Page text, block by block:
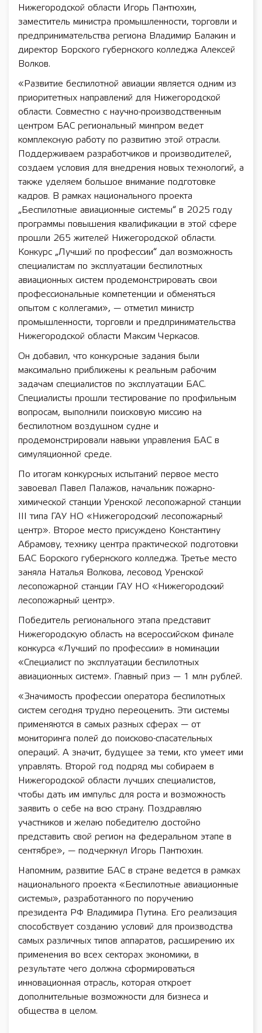
Нижегородской области Игорь Пантюхин,
заместитель министра промышленности, торговли и
предпринимательства региона Владимир Балакин и
директор Борского губернского колледжа Алексей
Волков.
«Развитие беспилотной авиации является одним из
приоритетных направлений для Нижегородской
области. Совместно с научно-производственным
центром БАС региональный минпром ведет
комплексную работу по развитию этой отрасли.
Поддерживаем разработчиков и производителей,
создаем условия для внедрения новых технологий, а
также уделяем большое внимание подготовке
кадров. В рамках национального проекта
„Беспилотные авиационные системы“ в 2025 году
программы повышения квалификации в этой сфере
прошли 265 жителей Нижегородской области.
Конкурс „Лучший по профессии“ дал возможность
специалистам по эксплуатации беспилотных
авиационных систем продемонстрировать свои
профессиональные компетенции и обменяться
опытом с коллегами», — отметил министр
промышленности, торговли и предпринимательства
Нижегородской области Максим Черкасов.
Он добавил, что конкурсные задания были
максимально приближены к реальным рабочим
задачам специалистов по эксплуатации БАС.
Специалисты прошли тестирование по профильным
вопросам, выполнили поисковую миссию на
беспилотном воздушном судне и
продемонстрировали навыки управления БАС в
симуляционной среде.
По итогам конкурсных испытаний первое место
завоевал Павел Палажов, начальник пожарно-
химической станции Уренской лесопожарной станции
III типа ГАУ НО «Нижегородский лесопожарный
центр». Второе место присуждено Константину
Абрамову, технику центра практической подготовки
БАС Борского губернского колледжа. Третье место
заняла Наталья Волкова, лесовод Уренской
лесопожарной станции ГАУ НО «Нижегородский
лесопожарный центр».
Победитель регионального этапа представит
Нижегородскую область на всероссийском финале
конкурса «Лучший по профессии» в номинации
«Специалист по эксплуатации беспилотных
авиационных систем». Главный приз — 1 млн рублей.
«Значимость профессии оператора беспилотных
систем сегодня трудно переоценить. Эти системы
применяются в самых разных сферах — от
мониторинга полей до поисково-спасательных
операций. А значит, будущее за теми, кто умеет ими
управлять. Второй год подряд мы собираем в
Нижегородской области лучших специалистов,
чтобы дать им импульс для роста и возможность
заявить о себе на всю страну. Поздравляю
участников и желаю победителю достойно
представить свой регион на федеральном этапе в
сентябре», — подчеркнул Игорь Пантюхин.
Напомним, развитие БАС в стране ведется в рамках
национального проекта «Беспилотные авиационные
системы», разработанного по поручению
президента РФ Владимира Путина. Его реализация
способствует созданию условий для производства
самых различных типов аппаратов, расширению их
применения во всех секторах экономики, в
результате чего должна сформироваться
инновационная отрасль, которая откроет
дополнительные возможности для бизнеса и
общества в целом.